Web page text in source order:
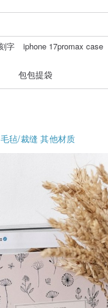
字 iphone 17promax case
包包提袋
毡/裁缝 其他材质